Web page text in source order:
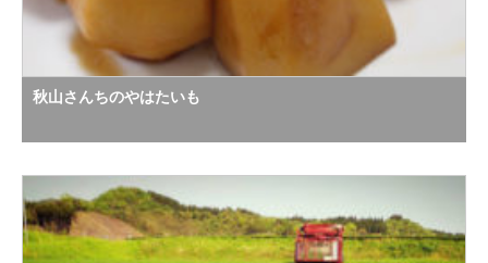
秋山さんちのやはたいも